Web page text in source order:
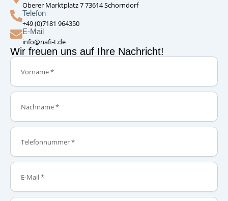
Oberer Marktplatz 7 73614 Schorndorf
Telefon
+49 (0)7181 964350
E-Mail
info@nafi-t.de
Wir freuen uns auf Ihre Nachricht!
Vorname
Nachname
Telefonnummer
E-
Mail